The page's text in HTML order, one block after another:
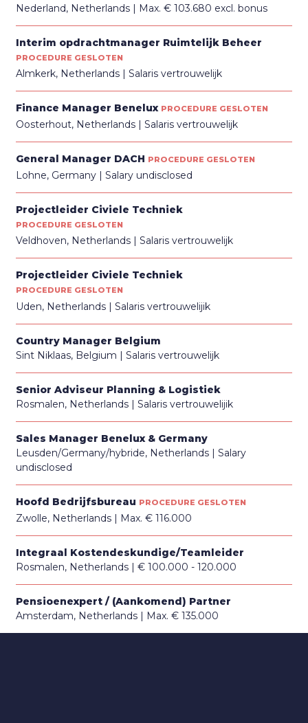
Nederland, Netherlands Max. € 103.680 excl. bonus
Interim opdrachtmanager Ruimtelijk Beheer
PROCEDURE GESLOTEN
Almkerk, Netherlands Salaris vertrouwelijk
Finance Manager Benelux PROCEDURE GESLOTEN
Oosterhout, Netherlands Salaris vertrouwelijk
General Manager DACH PROCEDURE GESLOTEN
Lohne, Germany Salary undisclosed
Projectleider Civiele Techniek
PROCEDURE GESLOTEN
Veldhoven, Netherlands Salaris vertrouwelijk
Projectleider Civiele Techniek
PROCEDURE GESLOTEN
Uden, Netherlands Salaris vertrouwelijik
Country Manager Belgium
Sint Niklaas, Belgium
Salaris vertrouwelijk
Senior Adviseur Planning & Logistiek
Rosmalen, Netherlands
Salaris vertrouwelijik
Sales Manager Benelux & Germany
Leusden/Germany/hybride, Netherlands
Salary
undisclosed
Hoofd Bedrijfsbureau PROCEDURE GESLOTEN
Zwolle, Netherlands Max. € 116.000
Integraal Kostendeskundige/Teamleider
Rosmalen, Netherlands
€ 100.000 - 120.000
Pensioenexpert / (Aankomend) Partner
Amsterdam, Netherlands
Max. € 135.000